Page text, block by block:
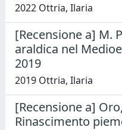
2022 Ottria, Ilaria
[Recensione a] M.
araldica nel
2019
2019 Ottria, Ilaria
[Recensione a]
Rinascimento